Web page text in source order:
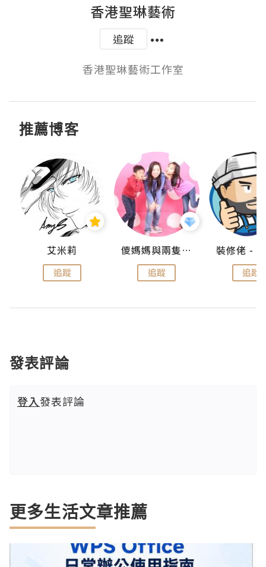
香港聖琳藝術
追蹤
香港聖琳藝術工作室
推薦博客
艾米莉
追蹤
儍媽媽與兩隻小魔怪之家
追蹤 追蹤
發表評論
登入發表評論
更多生活文章推薦